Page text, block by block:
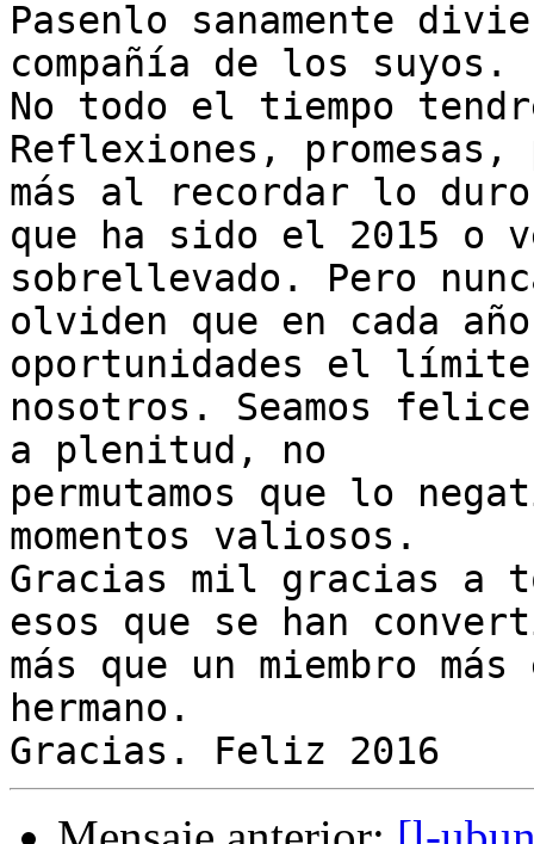
Pasenlo sanamente
compañía de los suyos.
No todo el tiempo
Reflexiones,
más al recordar lo duro
que ha sido el 2015 o
sobrellevado. Pero
olviden que en cada
oportunidades el
nosotros. Seamos
a plenitud, no
permutamos que lo
momentos valiosos.
Gracias mil gracias a
esos que se han
más que un miembro
hermano.